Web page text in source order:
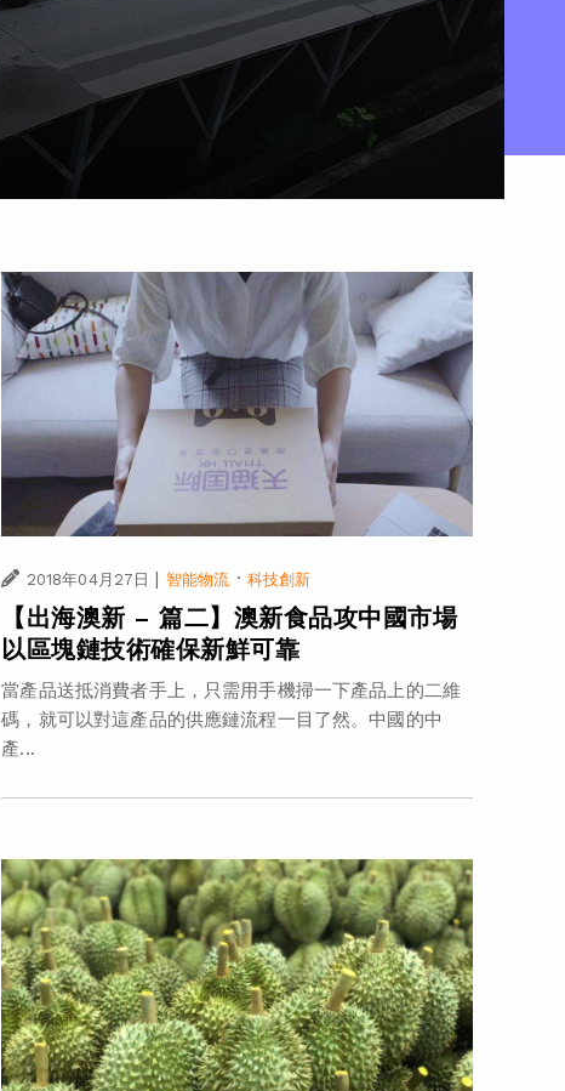
2018年04月27日 智能物流 · 科技創新
【出海澳新 – 篇二】澳新食品攻中國市場
以區塊鏈技術確保新鮮可靠
當產品送抵消費者手上，只需用手機掃一下產品上的二維
碼，就可以對這產品的供應鏈流程一目了然。中國的中
產...